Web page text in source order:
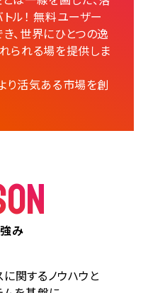
ル！ 無料ユーザー
、世界にひとつの逸
られる場を提供しま
り活気ある市場を創
み
関するノウハウと